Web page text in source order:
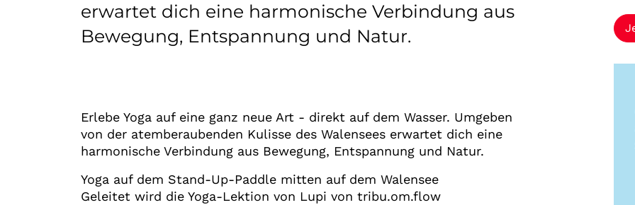
erwartet dich eine harmonische Verbindung aus
Bewegung, Entspannung und Natur.
Erlebe Yoga auf eine ganz neue Art - direkt auf dem Wasser. Umgeben
von der atemberaubenden Kulisse des Walensees erwartet dich eine
harmonische Verbindung aus Bewegung, Entspannung und Natur.
Yoga auf dem Stand-Up-Paddle mitten auf dem Walensee
Geleitet wird die Yoga-Lektion von Lupi von tribu.om.flow